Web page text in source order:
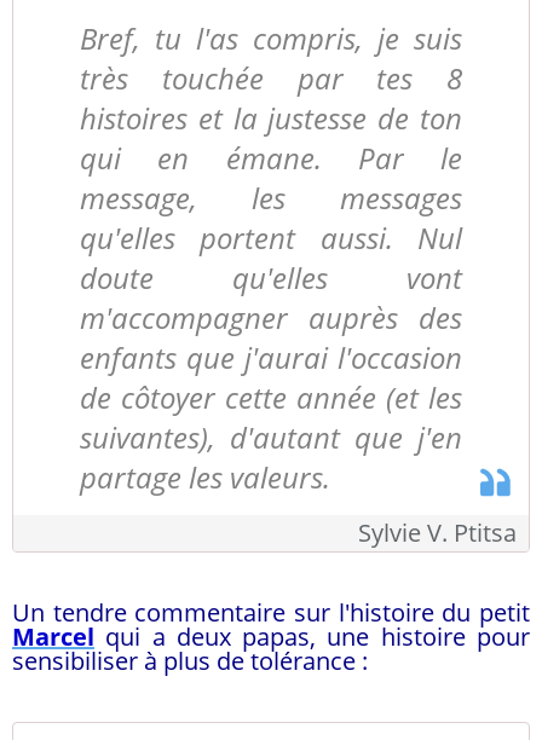
Bref, tu l'as compris, je suis
très touchée par tes 8
histoires et la justesse de ton
qui en émane. Par le
message, les messages
qu'elles portent aussi. Nul
doute qu'elles vont
m'accompagner auprès des
enfants que j'aurai l'occasion
de côtoyer cette année (et les
suivantes), d'autant que j'en
partage les valeurs.
Sylvie V. Ptitsa
Un tendre commentaire sur l'histoire du petit
Marcel qui a deux papas, une histoire pour
sensibiliser à plus de tolérance :